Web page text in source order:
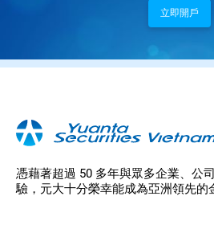
立即開戶
憑藉著超過 50 多年與眾多企業、公
驗，元大十分榮幸能成為亞洲領先的